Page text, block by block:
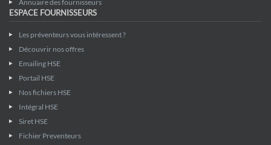
Annuaire des fournisseurs
ESPACE FOURNISSEURS
Les préventeurs vous intéressent ?
Découvrir nos offres
Emailing HSE
Portail HSE
Nos fichiers HSE
Intégral HSE
Siret HSE
Fichier Preventeurs